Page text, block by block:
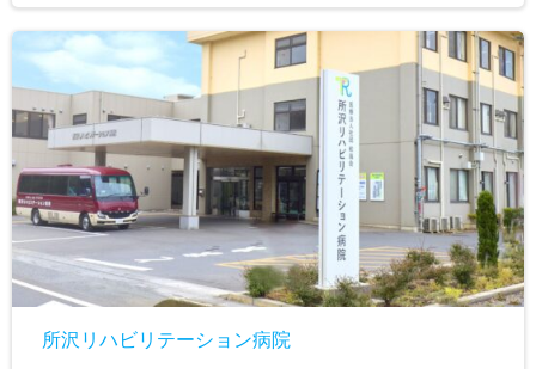
所沢リハビリテーション病院